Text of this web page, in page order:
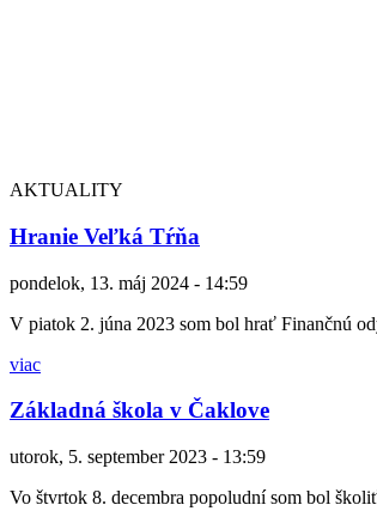
AKTUALITY
Hranie Veľká Tŕňa
pondelok, 13. máj 2024 - 14:59
V piatok 2. júna 2023 som bol hrať Finančnú
viac
Základná škola v Čaklove
utorok, 5. september 2023 - 13:59
Vo štvrtok 8. decembra popoludní som bol